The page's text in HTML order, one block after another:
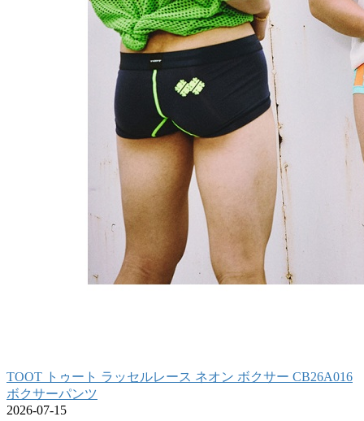
TOOT トゥート ラッセルレース ネオン ボクサー CB26A016
ボクサーパンツ
2026-07-15